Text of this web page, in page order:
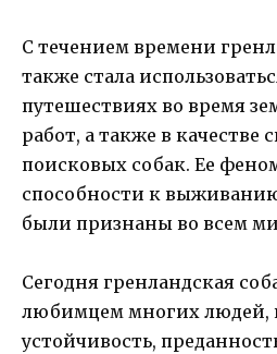
С течением времени
также стала
путешествиях во время
работ, а также в качестве
поисковых собак. Ее
способности к
были признаны во всем
Сегодня гренландская
любимцем многих людей,
устойчивость,